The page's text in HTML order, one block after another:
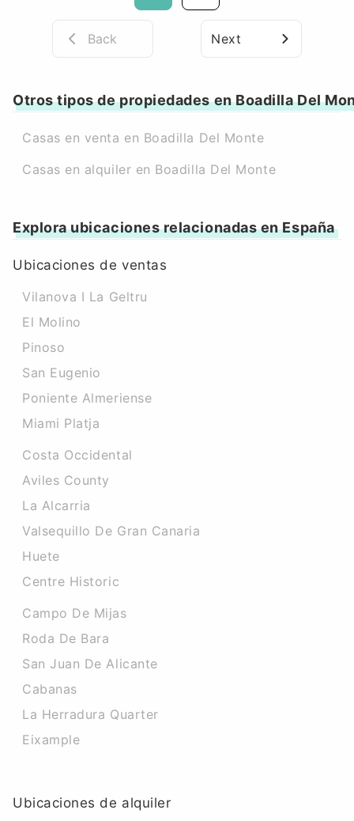
Back Next
Otros tipos de propiedades en Boadilla Del
Casas en venta en Boadilla Del Monte
Casas en alquiler en Boadilla Del Monte
Explora ubicaciones relacionadas en España
Ubicaciones de ventas
Vilanova I La Geltru
El Molino
Pinoso
San Eugenio
Poniente Almeriense
Miami Platja
Costa Occidental
Aviles County
La Alcarria
Valsequillo De Gran Canaria
Huete
Centre Historic
Campo De Mijas
Roda De Bara
San Juan De Alicante
Cabanas
La Herradura Quarter
Eixample
Ubicaciones de alquiler